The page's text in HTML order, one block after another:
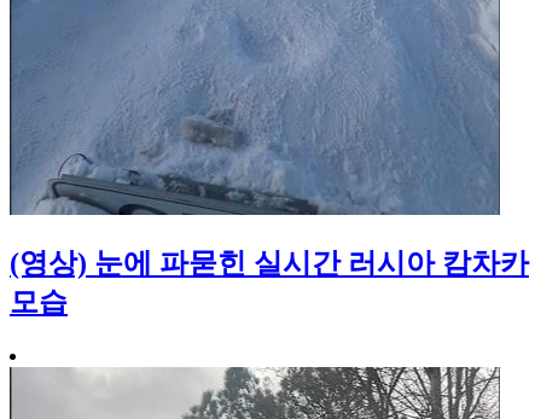
(영상) 눈에 파묻힌 실시간 러시아 캄차카
모습